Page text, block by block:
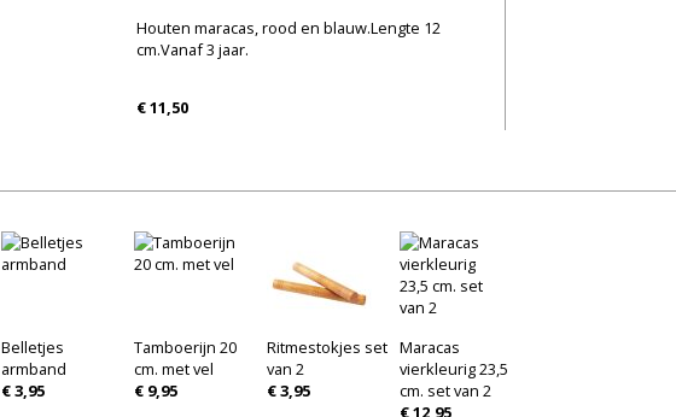
Houten maracas, rood en blauw.Lengte 12
cm.Vanaf 3 jaar.
€ 11,50
Belletjes
armband
€ 3,95
Tamboerijn 20
cm. met vel
€ 9,95
Ritmestokjes set
van 2
€ 3,95
Maracas
vierkleurig 23,5
cm. set van 2
€ 12,95